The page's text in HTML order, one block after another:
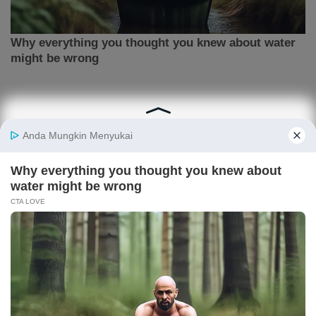
Prediksi Skor Indonesia vs Vietnam di Piala AFF
2026
Bocoran iPhone 18 Pro dan iPhone 18 Pro Max, Ini
Prediksi Harganya
Ramalan Shio Agustus 2026 Lengkap, Siapa yang
Paling Beruntung di Bulan Ini?
Jadwal Siaran Langsung Kamboja vs Timor Leste
di Piala AFF 2026